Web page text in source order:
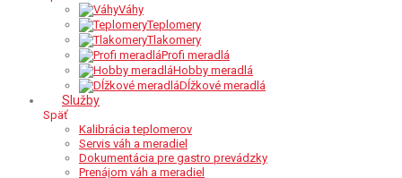
Váhy
Teplomery
Tlakomery
Profi meradlá
Hobby meradlá
Dĺžkové meradlá
Služby
Späť
Kalibrácia teplomerov
Servis váh a meradiel
Dokumentácia pre gastro prevádzky
Prenájom váh a meradiel